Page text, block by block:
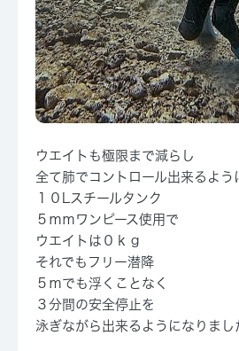
ウエイトも極限まで減らし
全て肺でコントロール出来るよう
１０Lスチールタンク
５ｍｍワンピース使用で
ウエイトは０ｋｇ
それでもフリー潜降
５ｍでも浮くことなく
３分間の安全停止を
泳ぎながら出来るようになりまし